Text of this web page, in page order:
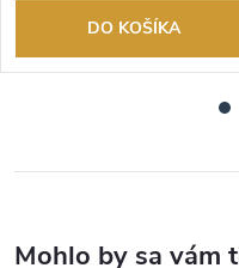
DO KOŠÍKA